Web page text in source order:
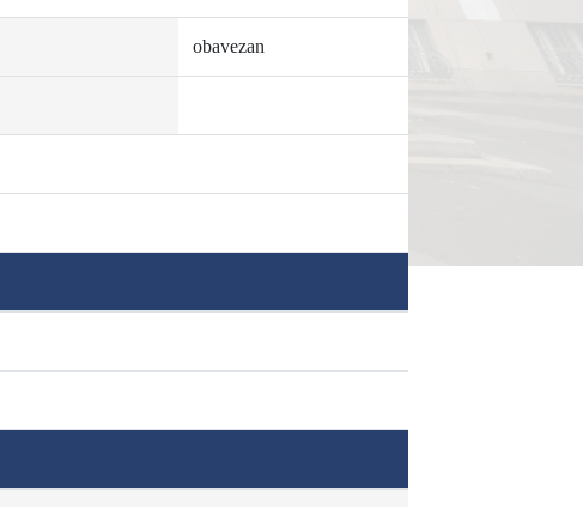
obavezan